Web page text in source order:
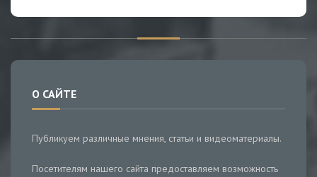
О САЙТЕ
Публикуем различные мнения, статьи и видеоматериалы.
Посетителям нашего сайта предоставляем возможность